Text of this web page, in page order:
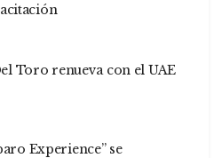
Toro renueva con el UAE
Experience” se